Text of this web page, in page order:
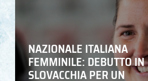
NAZIONALE ITALIANA
FEMMINILE: DEBUTTO IN
SLOVACCHIA PER UN